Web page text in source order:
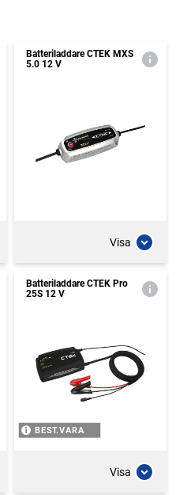
Batteriladdare CTEK MXS
5.0 12 V
Visa
Batteriladdare CTEK Pro
25S 12 V
BEST.VARA
Visa